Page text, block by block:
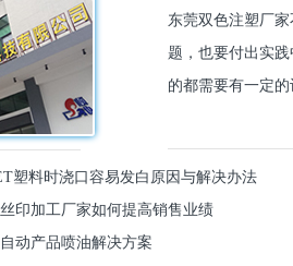
东莞双色注塑厂
题，也要付出实
的都需要有一定
塑料时浇口容易发白原因与解决办法
印加工厂家如何提高销售业绩
动产品喷油解决方案